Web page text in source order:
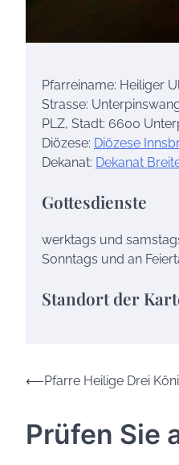
Pfarreiname: Heiliger
Strasse:
PLZ, Stadt: 6600
Diözese: Diözese
Dekanat: Dekanat
Gottesdienste
werktags und
Sonntags und an
Standort der
Beitrags-
⟵Pfarre Heilige Drei
Prüfen Sie